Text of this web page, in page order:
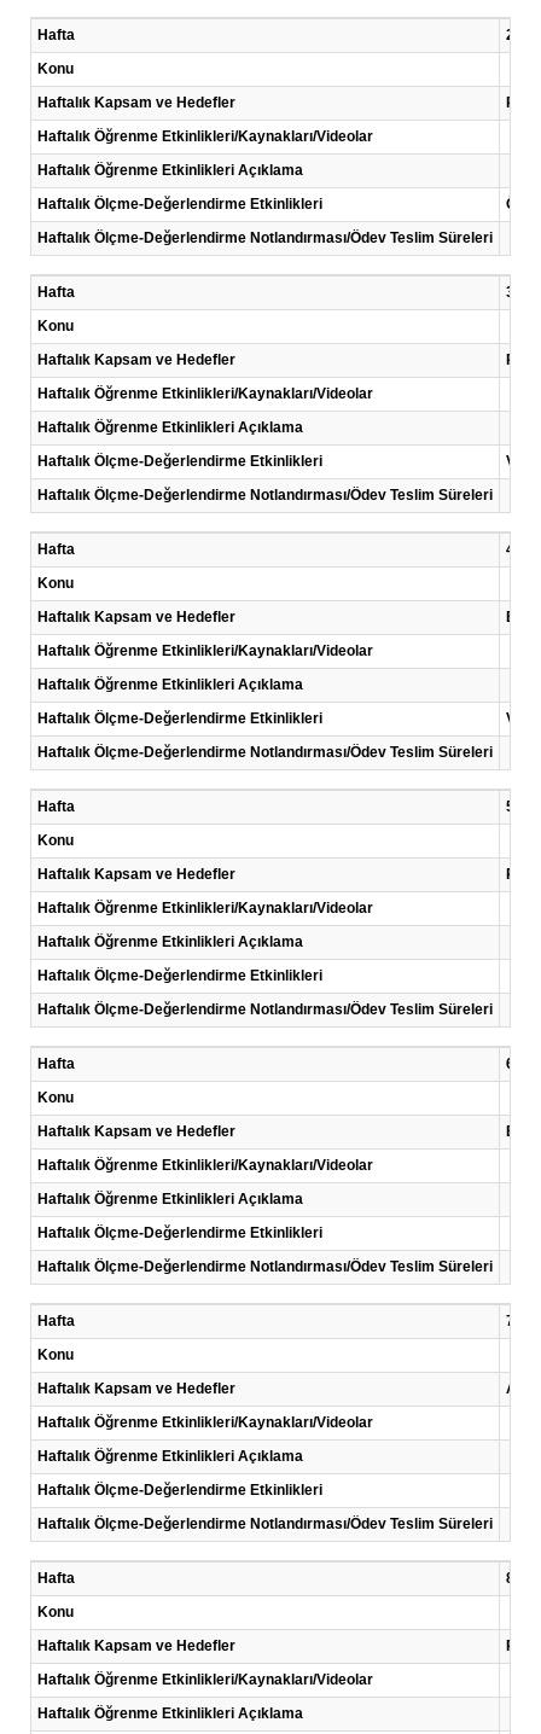
Hafta
2
Konu
Haftalık Kapsam ve Hedefler
Haftalık Öğrenme Etkinlikleri/Kaynakları/Videolar
Haftalık Öğrenme Etkinlikleri Açıklama
Haftalık Ölçme-Değerlendirme Etkinlikleri
Haftalık Ölçme-Değerlendirme Notlandırması/Ödev Teslim Süreleri
Hafta
3
Konu
Haftalık Kapsam ve Hedefler
Haftalık Öğrenme Etkinlikleri/Kaynakları/Videolar
Haftalık Öğrenme Etkinlikleri Açıklama
Haftalık Ölçme-Değerlendirme Etkinlikleri
Vaka
Haftalık Ölçme-Değerlendirme Notlandırması/Ödev Teslim Süreleri
Hafta
4
Konu
Haftalık Kapsam ve Hedefler
Haftalık Öğrenme Etkinlikleri/Kaynakları/Videolar
Haftalık Öğrenme Etkinlikleri Açıklama
Haftalık Ölçme-Değerlendirme Etkinlikleri
Vaka
Haftalık Ölçme-Değerlendirme Notlandırması/Ödev Teslim Süreleri
Hafta
5
Konu
Haftalık Kapsam ve Hedefler
Risk
Haftalık Öğrenme Etkinlikleri/Kaynakları/Videolar
Haftalık Öğrenme Etkinlikleri Açıklama
Haftalık Ölçme-Değerlendirme Etkinlikleri
Haftalık Ölçme-Değerlendirme Notlandırması/Ödev Teslim Süreleri
Hafta
6
Konu
Haftalık Kapsam ve Hedefler
Ekip
Haftalık Öğrenme Etkinlikleri/Kaynakları/Videolar
Haftalık Öğrenme Etkinlikleri Açıklama
Haftalık Ölçme-Değerlendirme Etkinlikleri
Haftalık Ölçme-Değerlendirme Notlandırması/Ödev Teslim Süreleri
Hafta
7
Konu
Haftalık Kapsam ve Hedefler
Ar-
Haftalık Öğrenme Etkinlikleri/Kaynakları/Videolar
Haftalık Öğrenme Etkinlikleri Açıklama
Haftalık Ölçme-Değerlendirme Etkinlikleri
Haftalık Ölçme-Değerlendirme Notlandırması/Ödev Teslim Süreleri
Hafta
8
Konu
Haftalık Kapsam ve Hedefler
Haftalık Öğrenme Etkinlikleri/Kaynakları/Videolar
Haftalık Öğrenme Etkinlikleri Açıklama